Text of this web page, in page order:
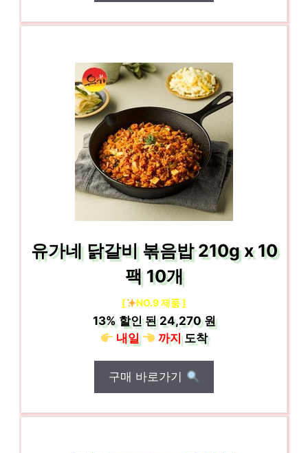
유가네 닭갈비 볶음밥 210g x 10
팩 10개
[ NO.9 제품 ]
13%할인 된24,270 원
내일
까지도착
구매 바로가기